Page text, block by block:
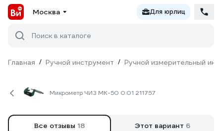
Москва Для юрлиц
Поиск в каталоге
Главная / Ручной инструмент / Ручной измерительный
Микрометр ЧИЗ МК-50 0.01 211757
Все отзывы 18 Этот вариант 6